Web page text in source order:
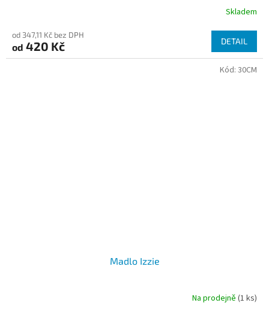
Skladem
od 347,11 Kč bez DPH
od 420 Kč DETAIL
Madlo Izzie
Na prodejně (1 ks)
Kód: 30CM